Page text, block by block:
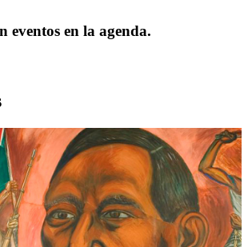
eventos en la agenda.